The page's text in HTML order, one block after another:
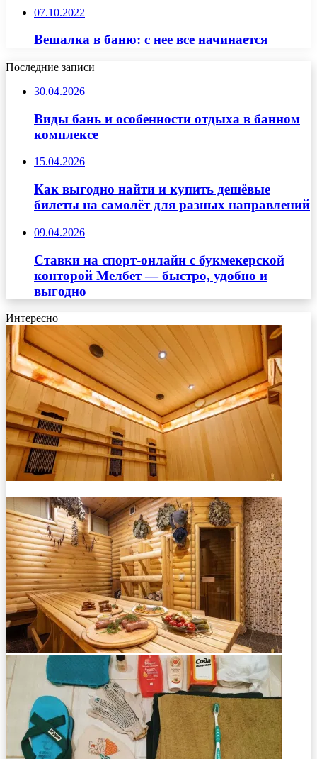
07.10.2022
Вешалка в баню: с нее все начинается
Последние записи
30.04.2026
Виды бань и особенности отдыха в банном
комплексе
15.04.2026
Как выгодно найти и купить дешёвые
билеты на самолёт для разных направлений
09.04.2026
Ставки на спорт-онлайн с букмекерской
конторой Мелбет — быстро, удобно и
выгодно
Интересно